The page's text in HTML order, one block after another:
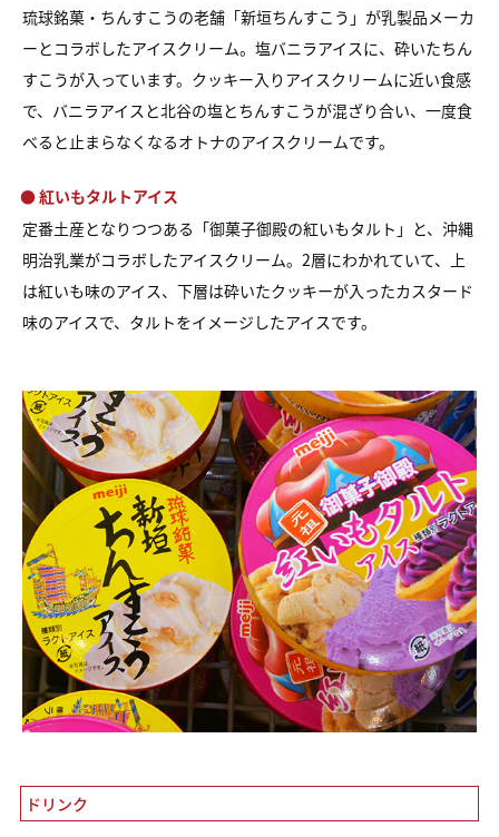
琉球銘菓・ちんすこうの老舗「新垣ちんすこう」が乳製品メーカ
ーとコラボしたアイスクリーム。 塩バニラアイスに、砕いたちん
すこうが入っています。 クッキー入りアイスクリームに近い食感
で、 バニラアイスと北谷の塩とちんすこうが混ざり合い、 一度食
べると止まらなくなるオトナのアイスクリームです。
● 紅いもタルトアイス
定番土産となりつつある「御菓子御殿の紅いもタルト」と、 沖縄
明治乳業がコラボしたアイスクリーム。 2層にわかれていて、上
は紅いも味のアイス、 下層は砕いたクッキーが入ったカスタード
味のアイスで、 タルトをイメージしたアイスです。
ドリンク